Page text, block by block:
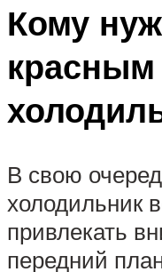
Кому
красным
В свою
холодильник
привлекать
передний